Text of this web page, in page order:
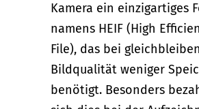
Kamera ein einzigartiges
namens HEIF (High
File), das bei
Bildqualität weniger
benötigt. Besonders